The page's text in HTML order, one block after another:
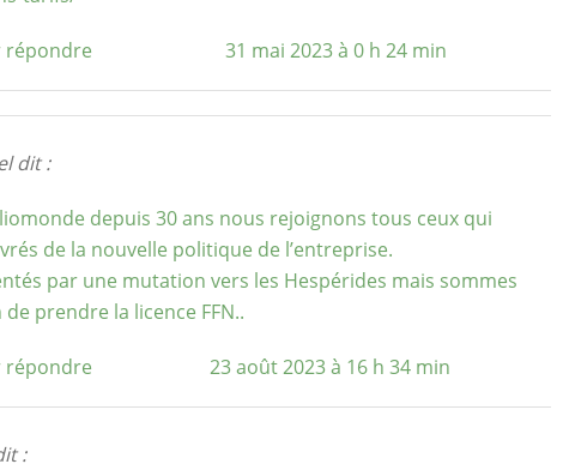
répondre 31 mai 2023 à 0 h 24 min
dit :
depuis 30 ans nous rejoignons tous ceux qui
de la nouvelle politique de l’entreprise.
par une mutation vers les Hespérides mais sommes
prendre la licence FFN..
répondre 23 août 2023 à 16 h 34 min
: